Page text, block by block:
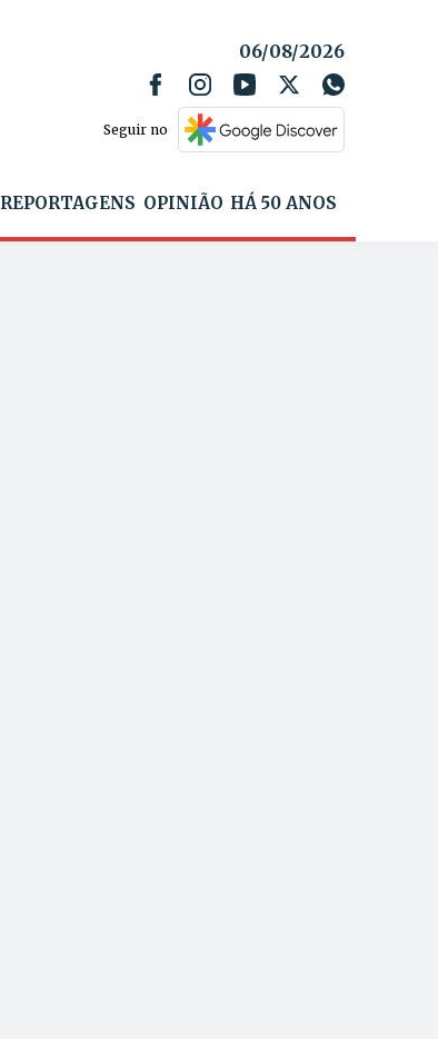
06/08/2026
Seguir no
REPORTAGENS OPINIÃO HÁ 50 ANOS